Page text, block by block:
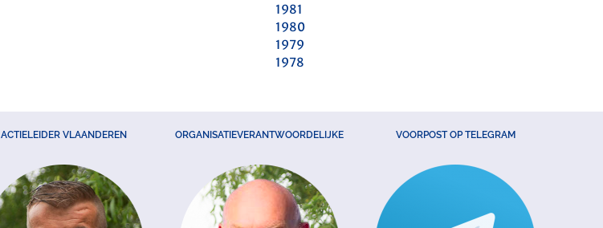
1981
1980
1979
1978
ACTIELEIDER VLAANDEREN ORGANISATIEVERANTWOORDELIJKE VOORPOST OP TELEGRAM